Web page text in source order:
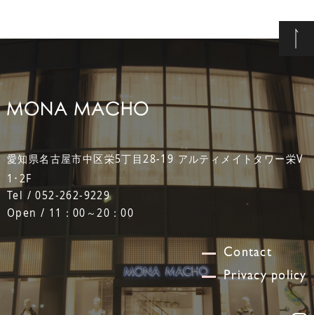
愛知県名古屋市中区栄5丁目28-19 アルティメイトタワー栄V
1･2F
Tel / 052-262-9229
Open / 11：00～20：00
Contact
Privacy policy